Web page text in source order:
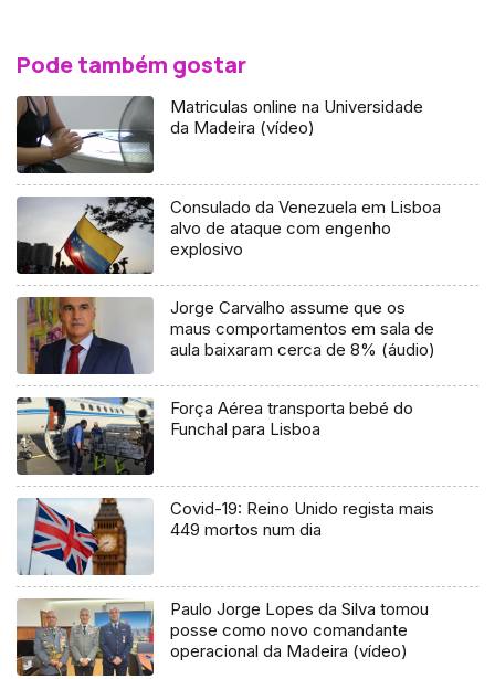
Pode também gostar
Matriculas online na Universidade
da Madeira (vídeo)
Consulado da Venezuela em Lisboa
alvo de ataque com engenho
explosivo
Jorge Carvalho assume que os
maus comportamentos em sala de
aula baixaram cerca de 8% (áudio)
Força Aérea transporta bebé do
Funchal para Lisboa
Covid-19: Reino Unido regista mais
449 mortos num dia
Paulo Jorge Lopes da Silva tomou
posse como novo comandante
operacional da Madeira (vídeo)